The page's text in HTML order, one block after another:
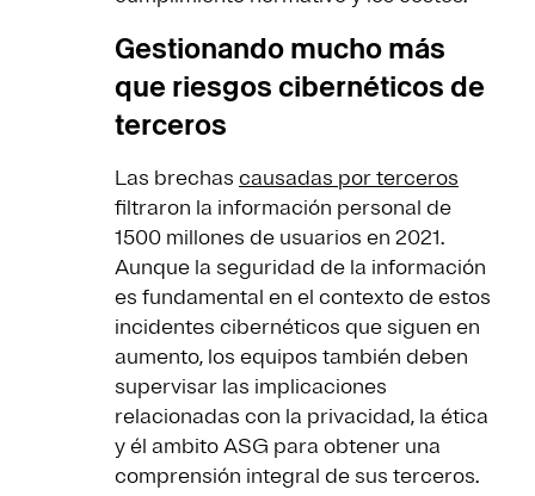
Gestionando mucho más
que riesgos cibernéticos de
terceros
Las brechas causadas por terceros
filtraron la información personal de
1500 millones de usuarios en 2021.
Aunque la seguridad de la información
es fundamental en el contexto de estos
incidentes cibernéticos que siguen en
aumento, los equipos también deben
supervisar las implicaciones
relacionadas con la privacidad, la ética
y él ambito ASG para obtener una
comprensión integral de sus terceros.